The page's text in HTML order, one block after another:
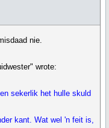
nie.
wrote:
sekerlik het hulle skuld
kant. Wat wel 'n feit is,